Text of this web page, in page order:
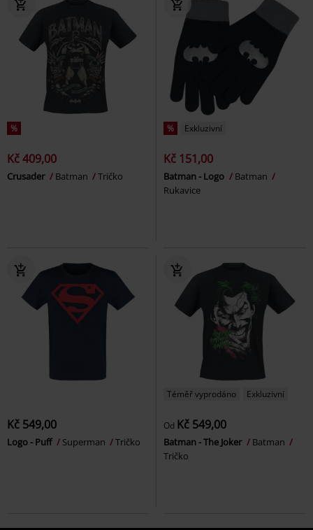
%
Kč 409,00
Crusader Batman Tričko
% Exkluzivní
Kč 151,00
Batman - Logo
Batman
Rukavice
Kč 549,00
Logo - Puff Superman Tričko
Téměř vyprodáno Exkluzivní
Od Kč 549,00
Batman - The Joker
Batman
Tričko